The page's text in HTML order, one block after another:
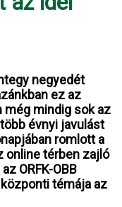
negyedét
ez az
még mindig sok az
évnyi javulást
romlott a
online térben zajló
ORFK-OBB
témája az